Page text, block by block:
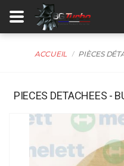
ACCUEIL PIÈCES
PIECES DETACHEES -